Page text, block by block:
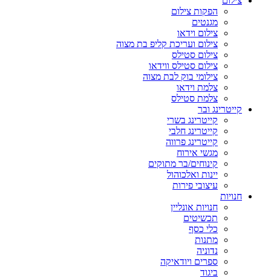
הפקות צילום
מגנטים
צילום וידאו
צילום ועריכת קליפ בת מצוה
צילום סטילס
צילום סטילס ווידאו
צילומי בוק לבת מצוה
צלמת וידאו
צלמת סטילס
קייטרינג ובר
קייטרינג בשרי
קייטרינג חלבי
קייטרינג פרווה
מגשי אירוח
קינוחים/בר מתוקים
יינות ואלכוהול
עיצובי פירות
חנויות
חנויות אונליין
תכשיטים
כלי כסף
מתנות
נדוניה
ספרים ויודאיקה
ביגוד